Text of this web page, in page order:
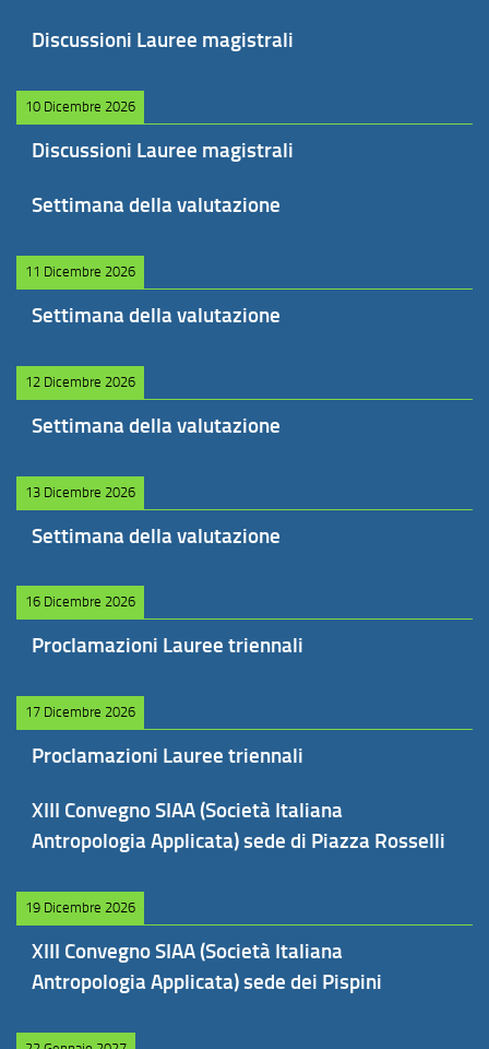
Discussioni Lauree magistrali
10 Dicembre 2026
Discussioni Lauree magistrali
Settimana della valutazione
11 Dicembre 2026
Settimana della valutazione
12 Dicembre 2026
Settimana della valutazione
13 Dicembre 2026
Settimana della valutazione
16 Dicembre 2026
Proclamazioni Lauree triennali
17 Dicembre 2026
Proclamazioni Lauree triennali
XIII Convegno SIAA (Società Italiana
Antropologia Applicata) sede di Piazza Rosselli
19 Dicembre 2026
XIII Convegno SIAA (Società Italiana
Antropologia Applicata) sede dei Pispini